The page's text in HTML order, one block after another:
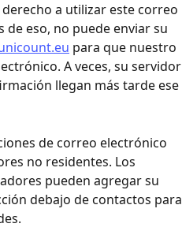
a utilizar este correo
eso, no puede enviar su
para que nuestro
A veces, su servidor
llegan más tarde ese
de correo electrónico
no residentes. Los
pueden agregar su
debajo de contactos para